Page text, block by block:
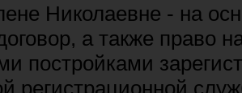
Николаевне - на
а также право
постройками
регистрационной